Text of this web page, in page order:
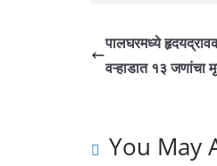
पालघरमध्ये
वऱ्हाडात १३ जणांचा
You May